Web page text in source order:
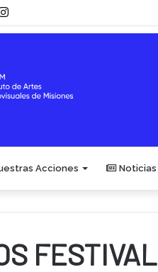
Acciones Noticias
FESTIVAL